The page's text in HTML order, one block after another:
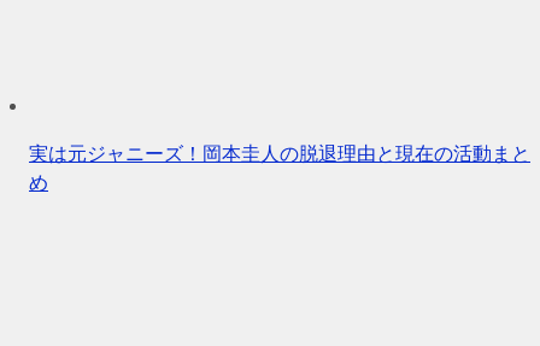
実は元ジャニーズ！岡本圭人の脱退理由と現在の活動まと
め